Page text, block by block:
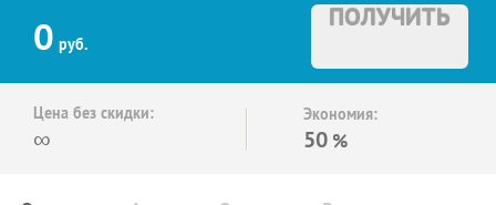
0 руб.
ПОЛУЧИТЬ
Цена без скидки:
∞
Экономия:
50 %